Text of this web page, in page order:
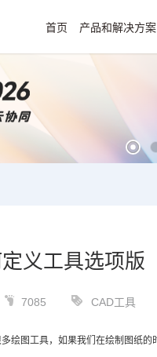
首页 产品和解决方案
义工具选项版
7085 CAD工具
绘图工具，如果我们在绘制图纸